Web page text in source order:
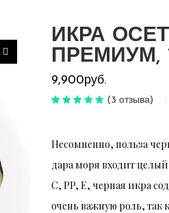
ИКРА
ПРЕМИУМ,
9,900руб.
пользователей
(3 отзыва)
Несомненно, польза
дара моря входит
C, PP, E, черная икра
очень важную роль, так